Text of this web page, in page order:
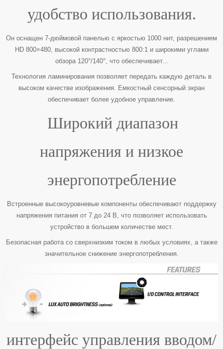
удобство использования.
Он оснащен 7-дюймовой панелью с яркостью 1000 нит, разрешением
HD 800×480, высокой контрастностью 800:1 и широкими углами
обзора 120°/140°, что обеспечивает...
Технология ламинирования позволяет передать каждую деталь в
высоком качестве изображения. Емкостный сенсорный экран
обеспечивает более удобное управление.
Широкий диапазон
напряжения и низкое
энергопотребление
Встроенные высокоуровневые компоненты обеспечивают поддержку
напряжения питания от 7 до 24 В, что позволяет использовать
устройство в большем количестве мест.
Безопасная работа со сверхнизким током в любых условиях, а также
значительное снижение энергопотребления.
интерфейс управления вводом/